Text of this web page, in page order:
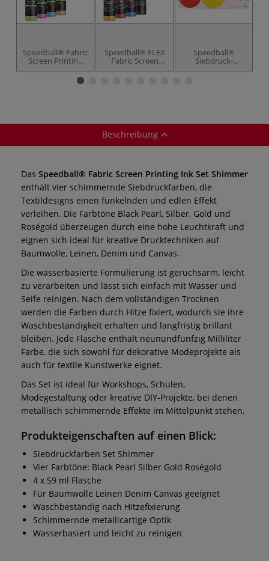
Speedball® Fabric
Screen Printing
Ink Set Fluor
Speedball® FLEX
Fabric Screen
Printing Ink Set
Speedball®
Siebdruck-
Textilfarben
Beschreibung
Das Speedball® Fabric Screen Printing Ink Set Shimmer
enthält vier schimmernde Siebdruckfarben, die
Textildesigns einen funkelnden und edlen Effekt
verleihen. Die Farbtöne Black Pearl, Silber, Gold und
Roségold überzeugen durch eine hohe Leuchtkraft und
eignen sich ideal für kreative Drucktechniken auf
Baumwolle, Leinen, Denim und Canvas.
Die wasserbasierte Formulierung ist geruchsarm, leicht
zu verarbeiten und lässt sich einfach mit Wasser und
Seife reinigen. Nach dem vollständigen Trocknen
werden die Farben durch Hitze fixiert, wodurch sie ihre
Waschbeständigkeit erhalten und langfristig brillant
bleiben. Jede Flasche enthält neunundfünfzig Milliliter
Farbe, die sich sowohl für dekorative Modeprojekte als
auch für textile Kunstwerke eignet.
Das Set ist ideal für Workshops, Schulen,
Modegestaltung oder kreative DIY-Projekte, bei denen
metallisch schimmernde Effekte im Mittelpunkt stehen.
Produkteigenschaften auf einen Blick:
Siebdruckfarben Set Shimmer
Vier Farbtöne: Black Pearl Silber Gold Roségold
4 x 59 ml Flasche
Für Baumwolle Leinen Denim Canvas geeignet
Waschbeständig nach Hitzefixierung
Schimmernde metallicartige Optik
Wasserbasiert und leicht zu reinigen